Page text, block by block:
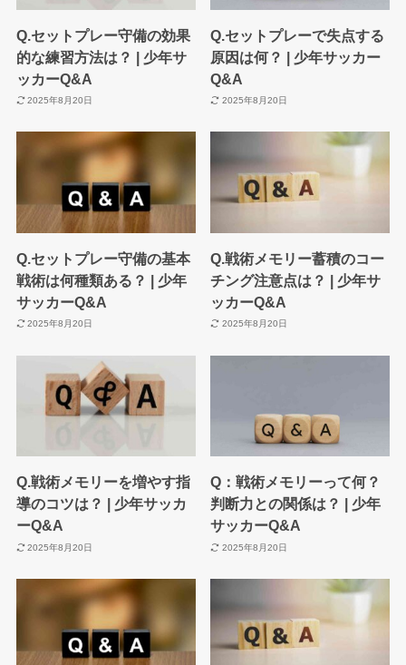
Q.セットプレー守備の効果
的な練習方法は？ | 少年サ
ッカーQ&A
2025年8月20日
Q.セットプレーで失点する
原因は何？ | 少年サッカー
Q&A
2025年8月20日
Q.セットプレー守備の基本
戦術は何種類ある？ | 少年
サッカーQ&A
2025年8月20日
Q.戦術メモリー蓄積のコー
チング注意点は？ | 少年サ
ッカーQ&A
2025年8月20日
Q.戦術メモリーを増やす指
導のコツは？ | 少年サッカ
ーQ&A
2025年8月20日
Q：戦術メモリーって何？
判断力との関係は？ | 少年
サッカーQ&A
2025年8月20日